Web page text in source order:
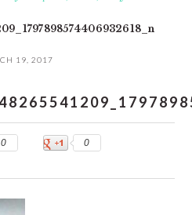
19, 2017
0
0